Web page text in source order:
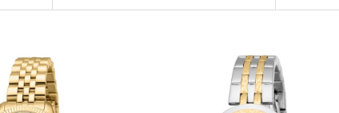
σε συνδυασμό με τολμηρά μοτίβα, κάνουν κάθε ρολόι
ρολόγια και ασορτί
, συνδυάζοντας στυλ και
η συλλογή προσφέρει έναν εντυπωσιακό συνδυασμό